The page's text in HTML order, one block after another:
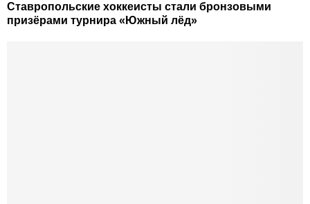
Ставропольские хоккеисты стали бронзовыми
призёрами турнира «Южный лёд»